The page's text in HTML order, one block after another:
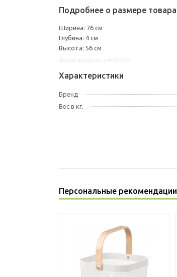
Подробнее о размере товара
Ширина: 76 см
Глубина: 4 см
Высота: 56 см
Характеристики
Бренд
Вес в кг.
Персональные рекомендации